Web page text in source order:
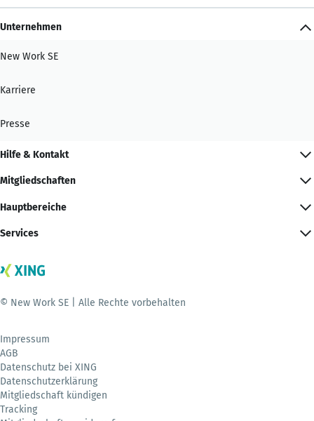
Unternehmen
New Work SE
Karriere
Presse
Hilfe & Kontakt
Mitgliedschaften
Hauptbereiche
Services
© New Work SE | Alle Rechte vorbehalten
Impressum
AGB
Datenschutz bei XING
Datenschutzerklärung
Mitgliedschaft kündigen
Tracking